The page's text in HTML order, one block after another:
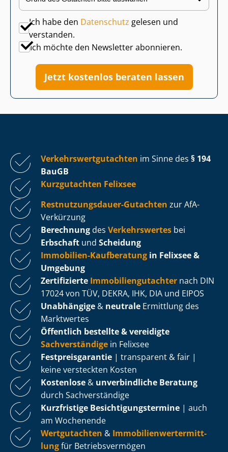
Ich habe den Datenschutz gelesen und
verstanden.
Ich möchte den Newsletter abonnieren.
Jetzt kostenlos beraten lassen
Ver­kehrs­wert­gut­ach­ten im Sinne des § 194
BauGB
Kurzgutachten Felixsee
Rest­nut­zungs­dau­er-Gutachten zur AfA-
Verkürzung
Berechnung des Verkehrswertes bei
Erbschaft und Scheidung
Immobilien-Kaufberatung in Felixsee &
Umgebung
Zertifizierte Im­mo­bi­li­en­gut­ach­ter nach DIN
17024 von TÜV, DEKRA, IHK, DIA und EIPOS
Unabhängige & neutrale Ermittlung des
Marktwertes
Öffentlich bestellte & vereidigte
Sachverständige in Felixsee
Fest­preis­ga­ran­tie | transparent & fair |
keine versteckten Kosten
Kostenlose & unverbindliche Beratung
durch Sachverständige
Kurzfristige Be­sich­ti­gungs­ter­mi­ne | auch
am Wochenende
Wertgutachten & Im­mo­bi­li­en­wert­ermitt­
lungfür Be­triebs­ver­mö­gen